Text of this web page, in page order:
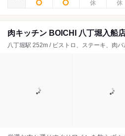
肉キッチン BOICHI 八丁堀入船
八丁堀駅 252m / ビストロ、ステーキ、肉バ